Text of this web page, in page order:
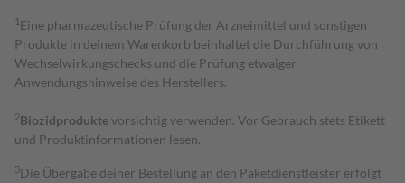
1 Eine pharmazeutische Prüfung der Arzneimittel und sonstigen
Produkte in deinem Warenkorb beinhaltet die Durchführung von
Wechselwirkungschecks und die Prüfung etwaiger
Anwendungshinweise des Herstellers.
2Biozidproduktevorsichtig verwenden. Vor Gebrauch stets Etikett
und Produktinformationen lesen.
3Die Übergabe deiner Bestellung an den Paketdienstleister erfolgt